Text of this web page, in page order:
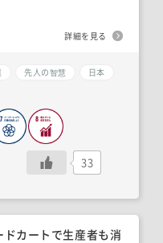
カートで生産者も消
詳細を見る
先人の智慧
日本
33